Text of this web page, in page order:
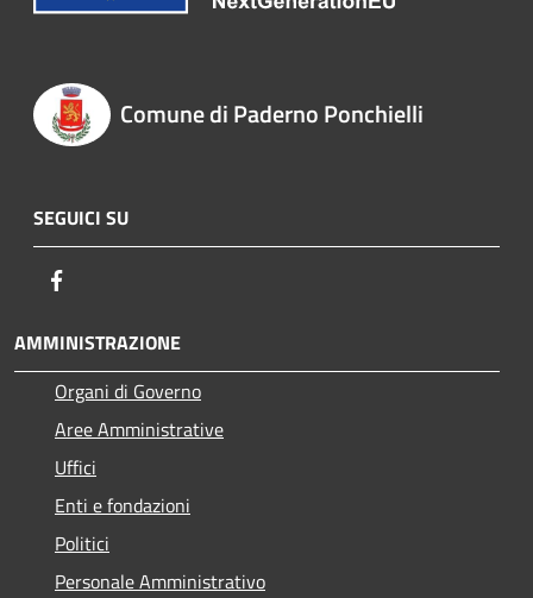
Comune di Paderno Ponchielli
SEGUICI SU
AMMINISTRAZIONE
Organi di Governo
Aree Amministrative
Uffici
Enti e fondazioni
Politici
Personale Amministrativo